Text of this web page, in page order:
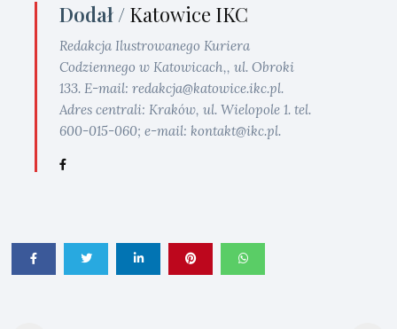
Dodał / Katowice IKC
Redakcja Ilustrowanego Kuriera
Codziennego w Katowicach,, ul. Obroki
133. E-mail: redakcja@katowice.ikc.pl.
Adres centrali: Kraków, ul. Wielopole 1. tel.
600-015-060; e-mail: kontakt@ikc.pl.